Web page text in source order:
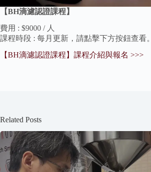
【BH滴濾認證課程】
費用 : $9000 / 人
課程時段 : 每月更新，請點擊下方按鈕查看。
【BH滴濾認證課程】課程介紹與報名 >>>
Related Posts